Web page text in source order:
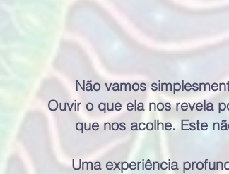
Não vamos
Ouvir o que ela nos revela
que nos acolhe. Este
Uma experiência